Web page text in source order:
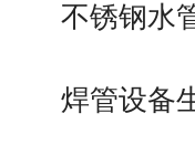
不锈钢水
焊管设备